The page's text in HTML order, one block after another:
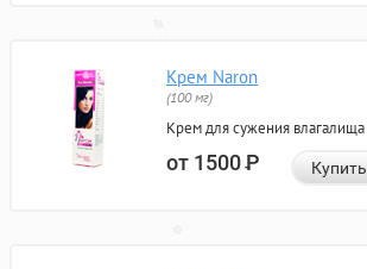
Крем Naron
(100 мг)
Крем для сужения влагалища
от 1500Р Купить